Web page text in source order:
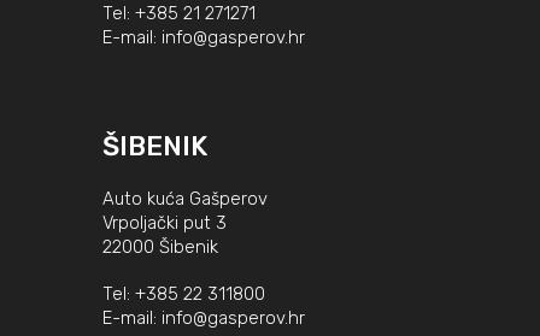
Tel: +385 21 271271
E-mail: info@gasperov.hr
ŠIBENIK
Auto kuća Gašperov
Vrpoljački put 3
22000 Šibenik
Tel: +385 22 311800
E-mail: info@gasperov.hr